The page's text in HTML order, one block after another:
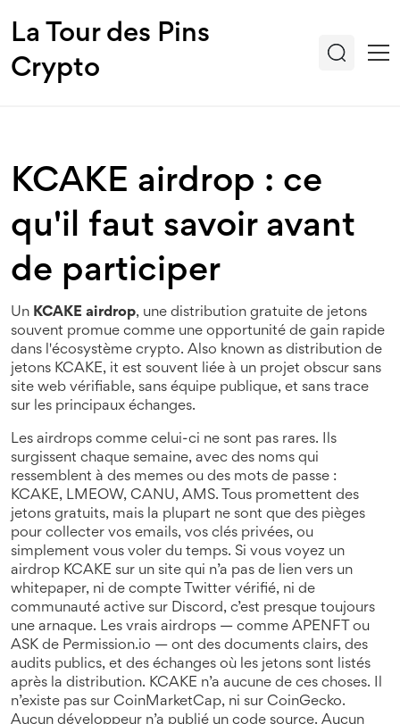
La Tour des Pins
Crypto
KCAKE airdrop : ce
qu'il faut savoir avant
de participer
Un KCAKE airdrop, une distribution gratuite de jetons
souvent promue comme une opportunité de gain rapide
dans l'écosystème crypto. Also known as distribution de
jetons KCAKE, it est souvent liée à un projet obscur sans
site web vérifiable, sans équipe publique, et sans trace
sur les principaux échanges.
Les airdrops comme celui-ci ne sont pas rares. Ils
surgissent chaque semaine, avec des noms qui
ressemblent à des memes ou des mots de passe :
KCAKE, LMEOW, CANU, AMS. Tous promettent des
jetons gratuits, mais la plupart ne sont que des pièges
pour collecter vos emails, vos clés privées, ou
simplement vous voler du temps. Si vous voyez un
airdrop KCAKE sur un site qui n’a pas de lien vers un
whitepaper, ni de compte Twitter vérifié, ni de
communauté active sur Discord, c’est presque toujours
une arnaque. Les vrais airdrops — comme APENFT ou
ASK de Permission.io — ont des documents clairs, des
audits publics, et des échanges où les jetons sont listés
après la distribution. KCAKE n’a aucune de ces choses. Il
n’existe pas sur CoinMarketCap, ni sur CoinGecko.
Aucun développeur n’a publié un code source. Aucun